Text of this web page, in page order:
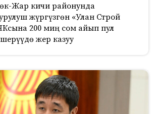
Жар кичи районунда
жүргүзгөн «Улан Строй
200 миң сом айып пул
жер казуу